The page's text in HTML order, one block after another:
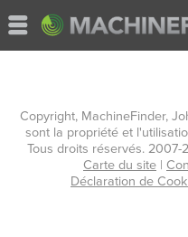
Copyright, MachineFinder,
sont la propriété et
Tous droits réservés. 2007-
Carte du site |
Déclaration de